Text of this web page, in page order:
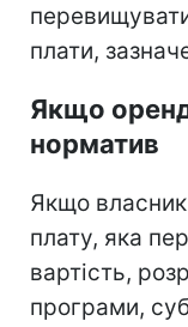
плати,
Якщо
норматив
Якщо
плату, яка
вартість,
програми,